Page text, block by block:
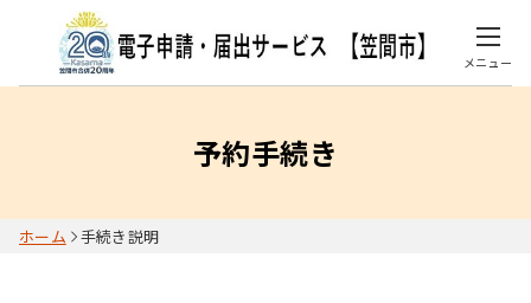
メニュー
予約手続き
ホーム 手続き説明